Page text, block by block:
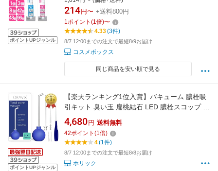
ポイントUPジャンル
214 円〜 +送料800円
1ポイント (1倍)〜
4.33(3件)
8/7 12:00までの注文で最短8/9お届け
コスメボックス
同じ商品を安い順で見る
ポイントUPジャンル
【楽天ランキング1位入賞】バキューム 膿栓吸
引キット 臭い玉 扁桃結石 LED 膿栓スコップ ＆
専用洗浄ブラシ付属 家庭用 口腔セルフケア 口
臭でお悩みの方に 詳しい日本語説明書付き (膿
栓バキューム吸引キット)
4,680 円 送料無料
42ポイント (1倍)
4(1件)
8/7 12:00までの注文で最短8/8お届け
ホリック